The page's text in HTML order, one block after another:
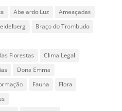
Abelardo Luz
Ameaçadas
Braço do Trombudo
Florestas
Clima Legal
Dona Emma
Fauna
Flora